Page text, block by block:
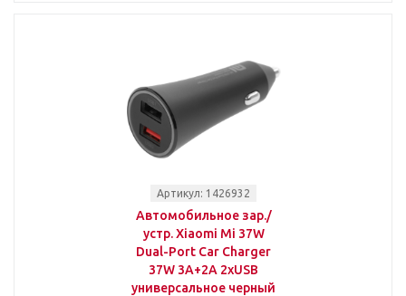
Артикул: 1426932
Автомобильное зар./
устр. Xiaomi Mi 37W
Dual-Port Car Charger
37W 3A+2A 2xUSB
универсальное черный